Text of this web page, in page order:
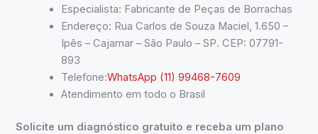
Especialista: Fabricante de Peças de Borrachas
Endereço: Rua Carlos de Souza Maciel, 1.650 –
Ipês – Cajamar – São Paulo – SP. CEP: 07791-
893
Telefone:WhatsApp (11) 99468-7609
Atendimento em todo o Brasil
Solicite um diagnóstico gratuito e receba um plano